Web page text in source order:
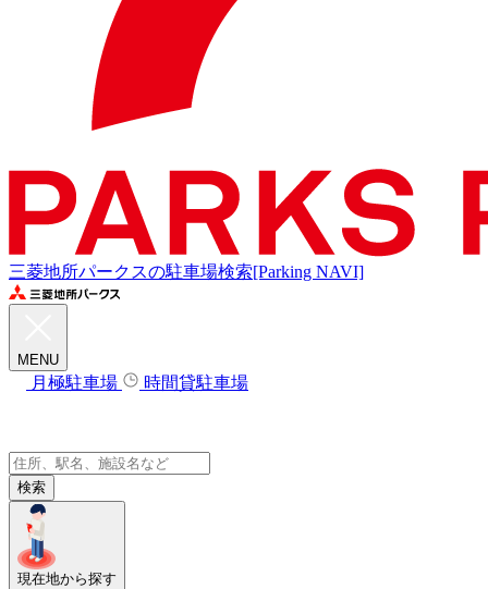
三菱地所パークスの駐車場検索[Parking NAVI]
MENU
月極駐車場 時間貸駐車場
検索
現在地から探す